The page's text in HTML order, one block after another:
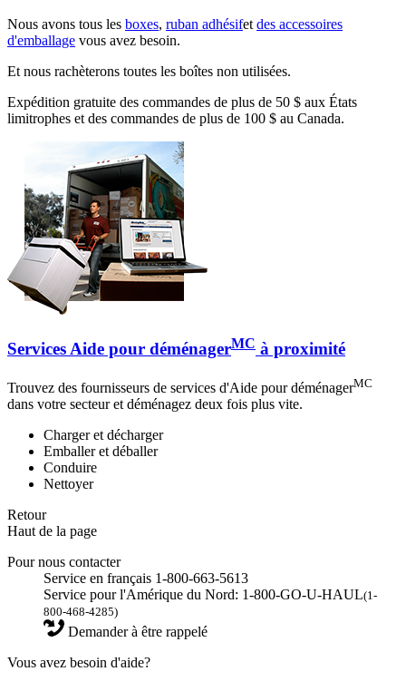
Nous avons tous les boxes, ruban adhésifet des accessoires
d'emballage vous avez besoin.
Et nous rachèterons toutes les boîtes non utilisées.
Expédition gratuite des commandes de plus de 50 $ aux États
limitrophes et des commandes de plus de 100 $ au Canada.
Services Aide pour déménagerMC à proximité
Trouvez des fournisseurs de services d'Aide pour déménagerMC
dans votre secteur et déménagez deux fois plus vite.
Charger et décharger
Emballer et déballer
Conduire
Nettoyer
Retour
Haut de la page
Pour nous contacter
Service en français 1-800-663-5613
Service pour l'Amérique du Nord: 1-800-GO-U-HAUL(1-
800-468-4285)
Demander à être rappelé
Vous avez besoin d'aide?